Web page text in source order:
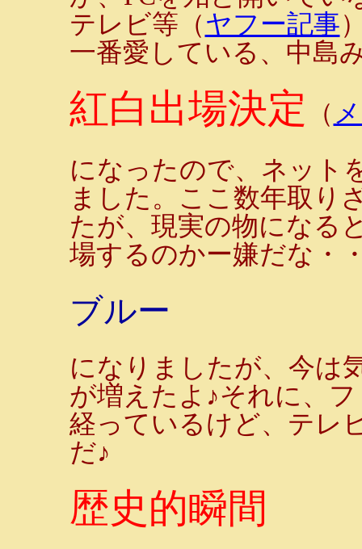
テレビ等（ヤフー記事
一番愛している、中島
紅白出場決定 （
になったので、ネット
ました。ここ数年取り
たが、現実の物になる
場するのかー嫌だな・
ブルー
になりましたが、今は
が増えたよ♪それに、
経っているけど、テレ
だ♪
歴史的瞬間